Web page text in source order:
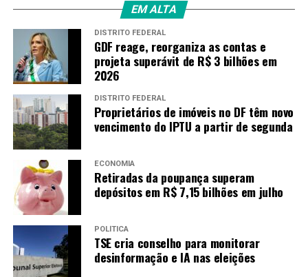
Goiana de Infraestrutura e Transportes (Goinfra), Pedro
Sales, esteve na região na última quinta-feira (16/01)
para avaliar a estrutura e as intervenções necessárias
para conter a erosão provocada pelas chuvas.
Obras
“A Goinfra irá executar as
obras de recomposição da
galeria pluvial e de
recuperação do aterro, que
serão promovidas logo após
o período chuvoso para
EM ALTA
DISTRITO FEDERAL
GDF reage, reorganiza as contas e
projeta superávit de R$ 3 bilhões em
2026
DISTRITO FEDERAL
Proprietários de imóveis no DF têm novo
vencimento do IPTU a partir de segunda
ECONOMIA
Retiradas da poupança superam
depósitos em R$ 7,15 bilhões em julho
POLÍTICA
TSE cria conselho para monitorar
desinformação e IA nas eleições